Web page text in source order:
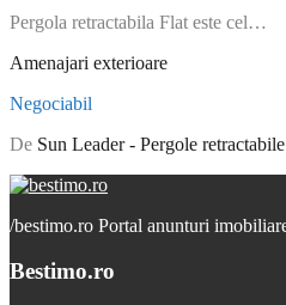
Pergola retractabila Flat este cel…
Amenajari exterioare
Negociabil
De Sun Leader - Pergole retractabile
/bestimo.ro Portal anunturi
Bestimo.ro